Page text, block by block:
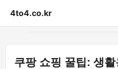
4to4.co.kr
게시판
쿠팡 쇼핑 꿀팁: 생